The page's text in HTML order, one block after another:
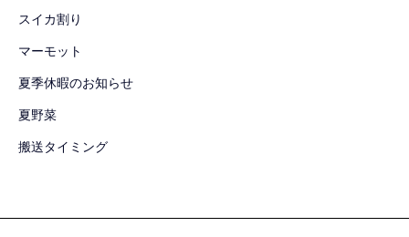
スイカ割り
マーモット
夏季休暇のお知らせ
夏野菜
搬送タイミング